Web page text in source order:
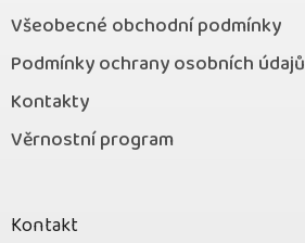
Všeobecné obchodní podmínky
Podmínky ochrany osobních údajů
Kontakty
Věrnostní program
Kontakt